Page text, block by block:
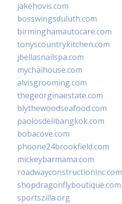
jakehovis.com
bosswingsduluth.com
birminghamautocare.com
tonyscountrykitchen.com
jbellasnailspa.com
mychaihouse.com
alvisgrooming.com
thegeorginaestate.com
blythewoodseafood.com
paolosdelibangkok.com
bobacove.com
phoone24brookfield.com
mickeybarmama.com
roadwayconstructioninc.com
shopdragonflyboutique.com
sportszilla.org